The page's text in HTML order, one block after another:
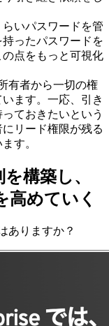
いパスワードを管
ったパスワードを
点をもっと可視化
有者から一切の権
ます。一応、引き
ておきたいという
リード権限が残る
す。
構築し、
高めていく
ありますか？